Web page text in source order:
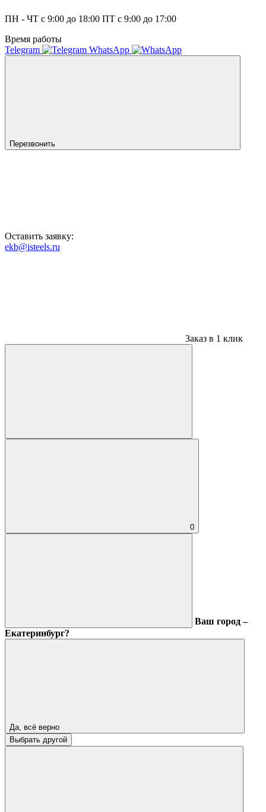
ПН - ЧТ с 9:00 до 18:00 ПТ с 9:00 до 17:00
Время работы
Telegram
WhatsApp
Перезвонить
Оставить заявку:
ekb@isteels.ru
Заказ в 1 клик
0
Ваш город –
Екатеринбург?
Да, всё верно
Выбрать другой